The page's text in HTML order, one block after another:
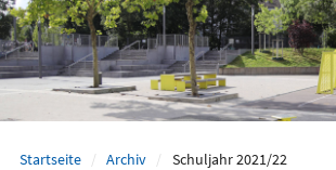
Startseite Archiv Schuljahr 2021/22